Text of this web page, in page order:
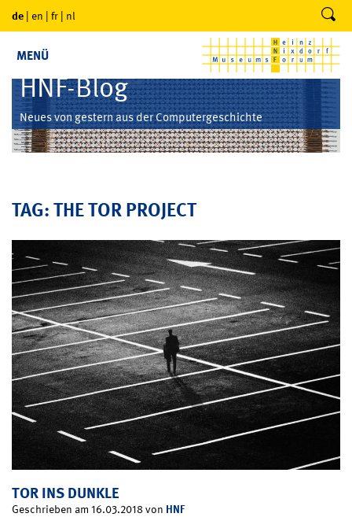
de | en | fr | nl
MENÜ
HNF-Blog
Neues von gestern aus der Computergeschichte
TAG: THE TOR PROJECT
TOR INS DUNKLE
Geschrieben am 16.03.2018 von HNF